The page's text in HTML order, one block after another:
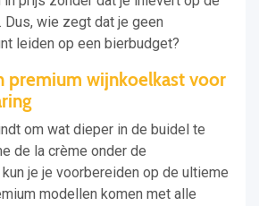
wie zegt dat je geen
leiden op een bierbudget?
premium wijnkoelkast voor
om wat dieper in de buidel te
de la crème onder de
je je voorbereiden op de ultieme
modellen komen met alle